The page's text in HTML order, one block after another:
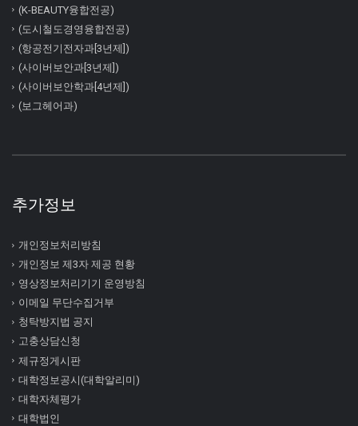
(K-BEAUTY융합전공)
(도시철도경영융합전공)
(항공전기전자과[3년제])
(사이버보안과[3년제])
(사이버보안학과[4년제])
(보그헤어과)
추가정보
개인정보처리방침
개인정보 제3자 제공 현황
영상정보처리기기 운영방침
이메일 무단수집거부
청탁방지법 공지
고충상담신청
제규정게시판
대학정보공시(대학알리미)
대학자체평가
대학법인